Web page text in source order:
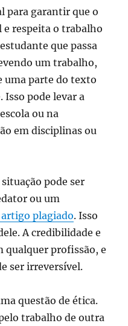
para garantir que o
e respeita o trabalho
que passa
um trabalho,
uma parte do texto
pode levar a
ou na
em disciplinas ou
pode ser
ou um
plagiado. Isso
A credibilidade e
qualquer profissão, e
ser irreversível.
questão de ética.
trabalho de outra